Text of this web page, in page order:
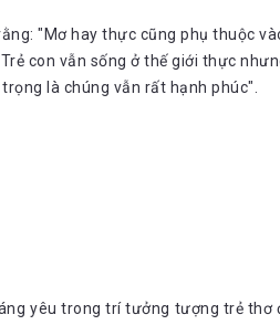
"Mơ hay thực cũng phụ thuộc
con vẫn sống ở thế giới thực
là chúng vẫn rất hạnh phúc".
yêu trong trí tưởng tượng trẻ thơ